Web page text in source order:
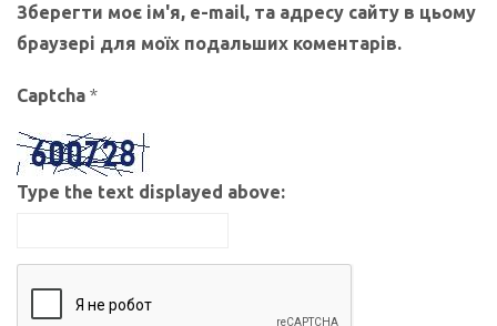
Зберегти моє ім'я, e-mail, та адресу сайту в цьому
браузері для моїх подальших коментарів.
Captcha *
Type the text displayed above: